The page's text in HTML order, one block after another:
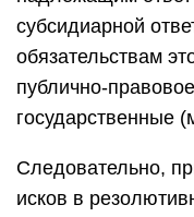
субсидиарной
обязательствам
публично-
государственные
Следовательно,
исков в